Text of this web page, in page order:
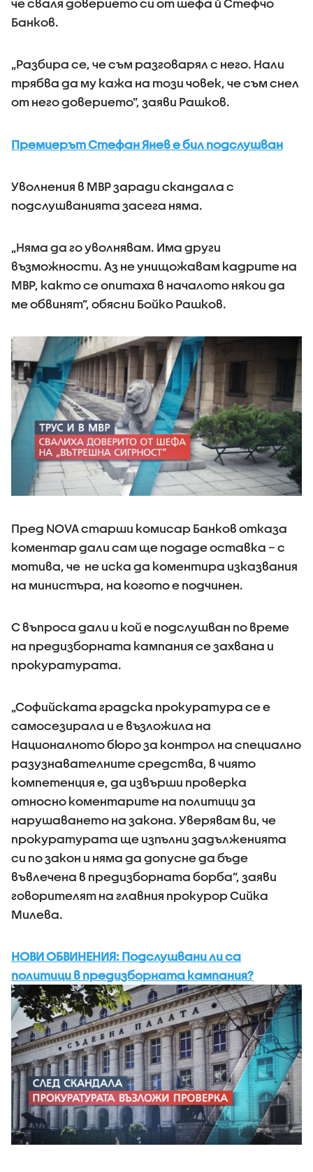
че сваля доверието си от шефа й Стефчо
Банков.
„Разбира се, че съм разговарял с него. Нали
трябва да му кажа на този човек, че съм снел
от него доверието”, заяви Рашков.
Премиерът Стефан Янев е бил подслушван
Уволнения в МВР заради скандала с
подслушванията засега няма.
„Няма да го уволнявам. Има други
възможности. Аз не унищожавам кадрите на
МВР, както се опитаха в началото някои да
ме обвинят”, обясни Бойко Рашков.
Пред NOVA старши комисар Банков отказа
коментар дали сам ще подаде оставка – с
мотива, че не иска да коментира изказвания
на министъра, на когото е подчинен.
С въпроса дали и кой е подслушван по време
на предизборната кампания се захвана и
прокуратурата.
„Софийската градска прокуратура се е
самосезирала и е възложила на
Националното бюро за контрол на специално
разузнавателните средства, в чиято
компетенция е, да извърши проверка
относно коментарите на политици за
нарушаването на закона. Уверявам ви, че
прокуратурата ще изпълни задълженията
си по закон и няма да допусне да бъде
въвлечена в предизборната борба”, заяви
говорителят на главния прокурор Сийка
Милева.
НОВИ ОБВИНЕНИЯ: Подслушвани ли са
политици в предизборната кампания?